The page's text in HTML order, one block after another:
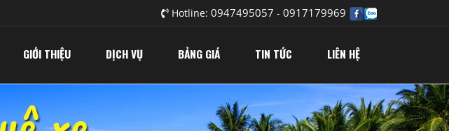
Hotline: 0947495057 - 0917179969
GIỚI THIỆU DỊCH VỤ BẢNG GIÁ TIN TỨC LIÊN HỆ